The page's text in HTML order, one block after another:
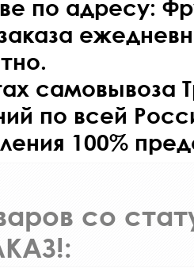
по адресу:
самовывоза
по всей
100%
со